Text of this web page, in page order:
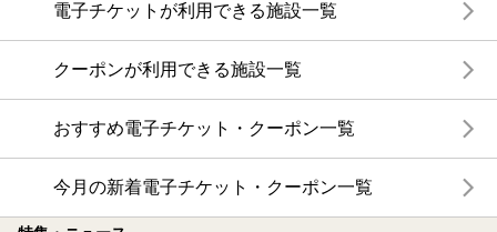
電子チケットが利用できる施設一覧
クーポンが利用できる施設一覧
おすすめ電子チケット・クーポン一覧
今月の新着電子チケット・クーポン一覧